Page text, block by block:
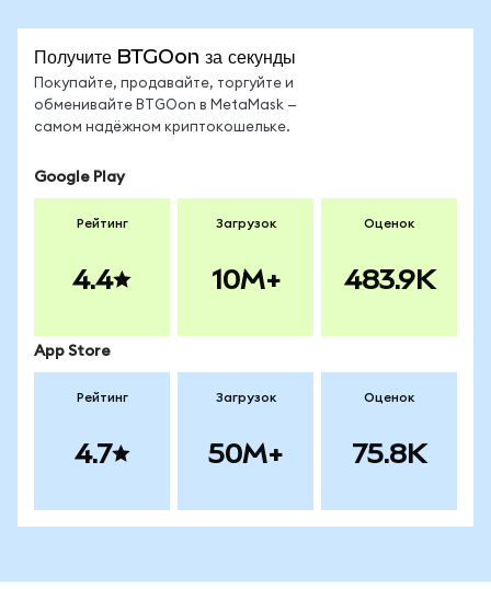
Получите BTGOon за секунды
Покупайте, продавайте, торгуйте и
обменивайте BTGOon в MetaMask —
самом надёжном криптокошельке.
Google Play
Рейтинг
4.4
Загрузок
10M+
Оценок
483.9K
App Store
Рейтинг
4.7
Загрузок
50M+
Оценок
75.8K